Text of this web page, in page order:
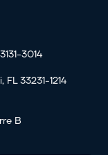
3014
33231-1214
B